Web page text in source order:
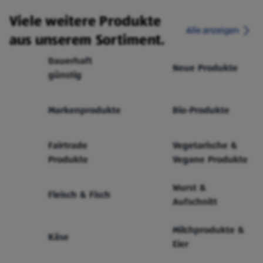
Viele weitere Produkte
aus unserem Sortiment.
Alle anzeigen
Dauerhaft
günstig
Neue Produkte
Markenprodukte Bio-Produkte
Fairtrade
Produkte
Vegetarische &
Vegane Produkte
Fleisch & Fisch
Wurst &
Aufschnitt
Käse
Milchprodukte &
Eier